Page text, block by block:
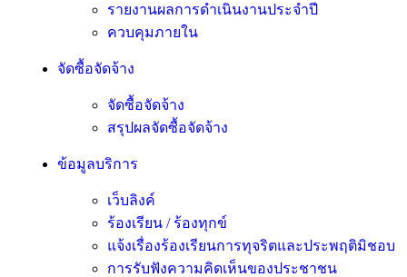
รายงานผลการดำเนินงานประจำปี
ควบคุมภายใน
จัดซื้อจัดจ้าง
จัดซื้อจัดจ้าง
สรุปผลจัดซื้อจัดจ้าง
ข้อมูลบริการ
เว็บลิงค์
ร้องเรียน / ร้องทุกข์
แจ้งเรื่องร้องเรียนการทุจริตและประพฤติมิชอบ
การรับฟังความคิดเห็นของประชาชน